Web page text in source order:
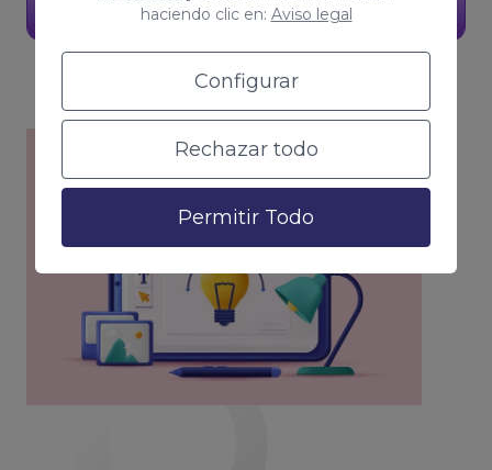
haciendo clic en: Aviso legal
Configurar
Rechazar todo
Permitir Todo
Pide presupuesto